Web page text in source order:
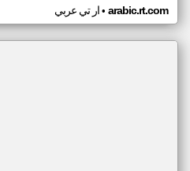
ار تي عربي• arabic.rt.com